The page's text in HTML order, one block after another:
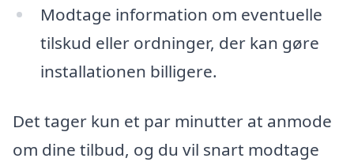
Modtage information om eventuelle
tilskud eller ordninger, der kan gøre
installationen billigere.
Det tager kun et par minutter at anmode
om dine tilbud, og du vil snart modtage